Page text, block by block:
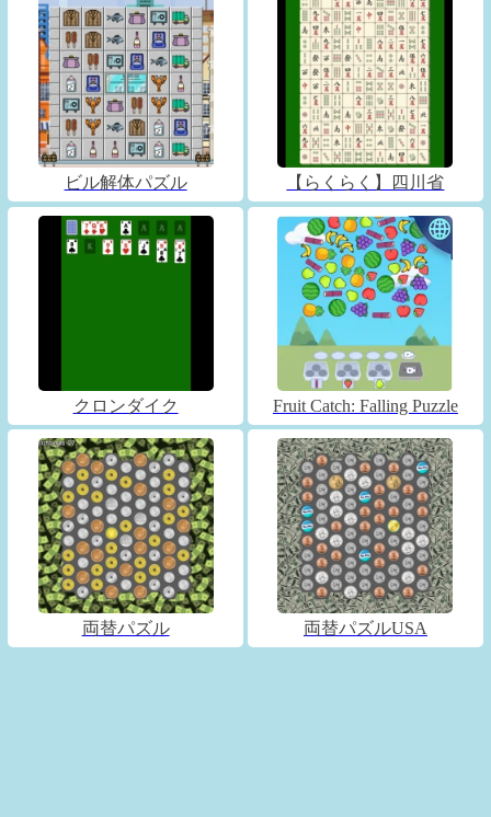
ビル解体パズル 【らくらく】四川省
クロンダイク Fruit Catch: Falling Puzzle
両替パズル 両替パズルUSA